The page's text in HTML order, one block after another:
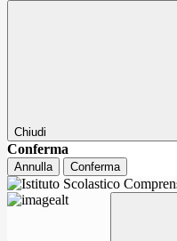
Chiudi
Conferma
Annulla Conferma